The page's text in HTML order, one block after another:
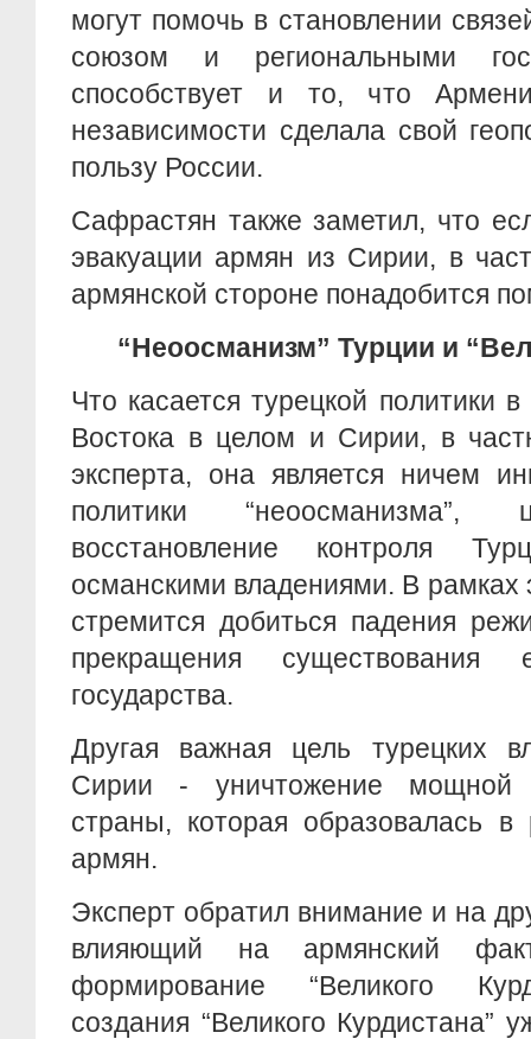
могут помочь в становлении
союзом и региональными
способствует и то, что
независимости сделала свой
пользу России.
Сафрастян также заметил, что
эвакуации армян из Сирии, в
армянской стороне понадобится
“Неоосманизм” Турции и
Что касается турецкой политики
Востока в целом и Сирии, в
эксперта, она является ничем
политики
восстановление контроля
османскими владениями. В рамках
стремится добиться падения
прекращения существования
государства.
Другая важная цель турецких
Сирии - уничтожение мощной
страны, которая образовалась в
армян.
Эксперт обратил внимание и на
влияющий на армянский
формирование “Великого
создания “Великого Курдистана”